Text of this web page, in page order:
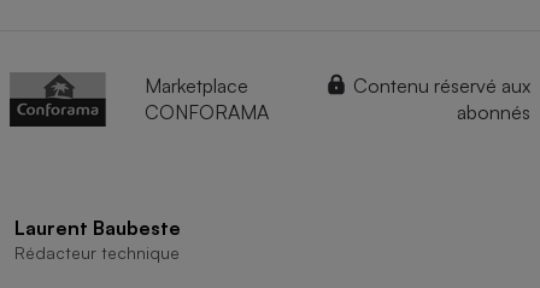
Marketplace
CONFORAMA
Contenu réservé aux
abonnés
Laurent Baubeste
Rédacteur technique